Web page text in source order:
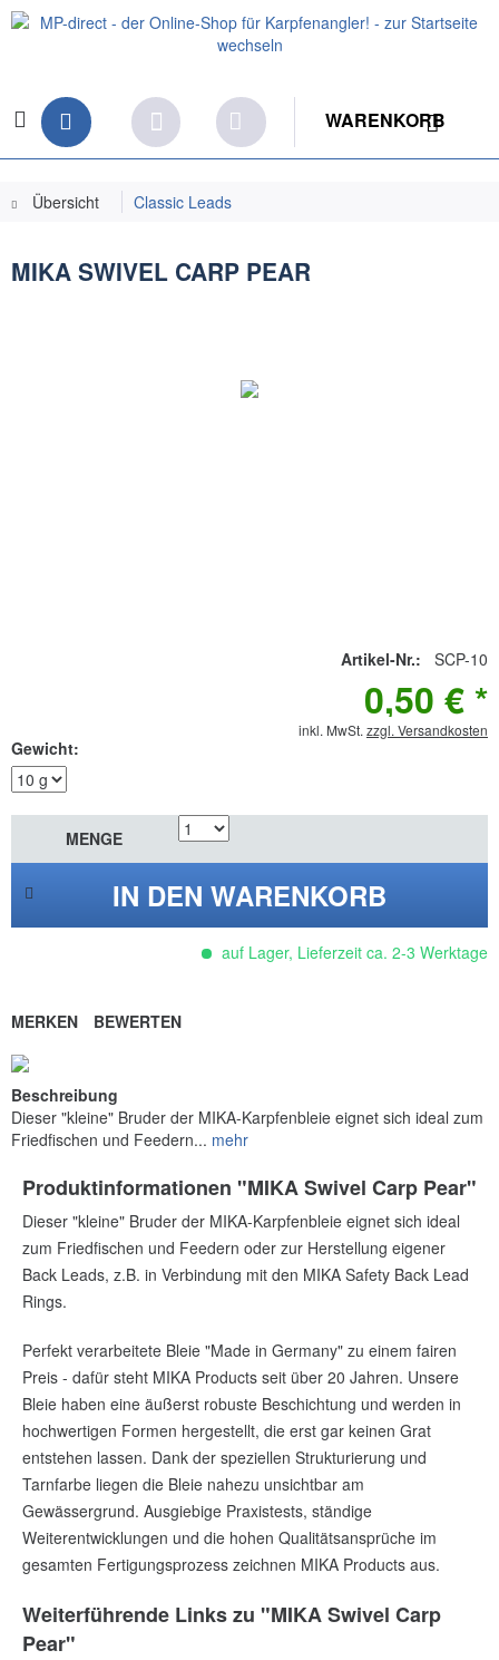
WARENKORB
Übersicht Classic Leads
MIKA SWIVEL CARP PEAR
Artikel-Nr.: SCP-10
0,50 € *
inkl. MwSt. zzgl. Versandkosten
Gewicht:
MENGE
IN DEN WARENKORB
auf Lager, Lieferzeit ca. 2-3 Werktage
MERKEN BEWERTEN
Beschreibung
Dieser "kleine" Bruder der MIKA-Karpfenbleie eignet sich ideal zum
Friedfischen und Feedern... mehr
Produktinformationen "MIKA Swivel Carp Pear"
Dieser "kleine" Bruder der MIKA-Karpfenbleie eignet sich ideal
zum Friedfischen und Feedern oder zur Herstellung eigener
Back Leads, z.B. in Verbindung mit den MIKA Safety Back Lead
Rings.
Perfekt verarbeitete Bleie "Made in Germany" zu einem fairen
Preis - dafür steht MIKA Products seit über 20 Jahren. Unsere
Bleie haben eine äußerst robuste Beschichtung und werden in
hochwertigen Formen hergestellt, die erst gar keinen Grat
entstehen lassen. Dank der speziellen Strukturierung und
Tarnfarbe liegen die Bleie nahezu unsichtbar am
Gewässergrund. Ausgiebige Praxistests, ständige
Weiterentwicklungen und die hohen Qualitätsansprüche im
gesamten Fertigungsprozess zeichnen MIKA Products aus.
Weiterführende Links zu "MIKA Swivel Carp
Pear"